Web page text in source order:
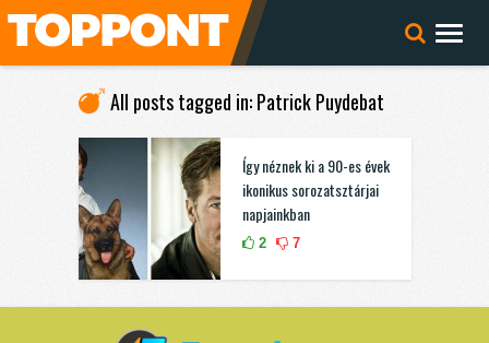
All posts tagged in: Patrick Puydebat
Így néznek ki a 90-es évek
ikonikus sorozatsztárjai
napjainkban
2 7